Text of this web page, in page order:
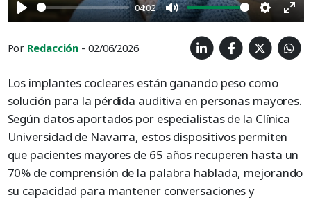
Play
04:02
Mute Settings
Por Redacción - 02/06/2026
Los implantes cocleares están ganando peso como
solución para la pérdida auditiva en personas mayores.
Según datos aportados por especialistas de la Clínica
Universidad de Navarra, estos dispositivos permiten
que pacientes mayores de 65 años recuperen hasta un
70% de comprensión de la palabra hablada, mejorando
su capacidad para mantener conversaciones y